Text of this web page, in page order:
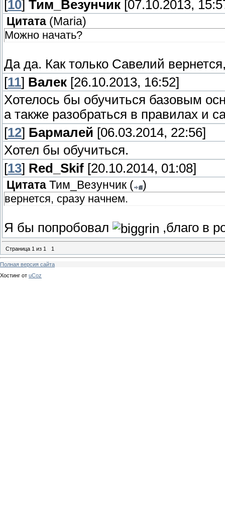
[10] Тим_Везунчик [07.10.2013,
Цитата (Maria)
Можно начать?
Да да. Как только Савелий
[11] Валек [26.10.2013, 16:52]
Хотелось бы обучиться базовым
а также разобраться в правилах и
[12] Бармалей [06.03.2014, 22:56]
Хотел бы обучиться.
[13] Red_Skif [20.10.2014, 01:08]
Цитата Тим_Везунчик (
)
вернется, сразу начнем.
Я бы попробовал ,благо в
Страница 1 из 1 1
Полная версия сайта
Хостинг от uCoz